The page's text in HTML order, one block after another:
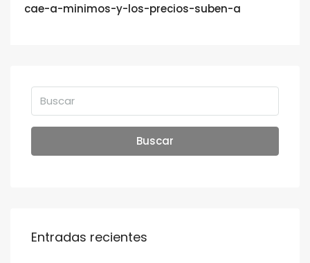
cae-a-minimos-y-los-precios-suben-a
Buscar
Entradas recientes